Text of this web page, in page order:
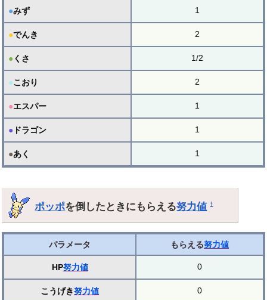
●みず 1
●でんき 2
●くさ 1/2
●こおり 2
●エスパー 1
● ドラゴン 1
●あく 1
ポッポを倒したときにもらえる努力値 †
パラメータ もらえる努力値
HP努力値 0
こうげき努力値 0